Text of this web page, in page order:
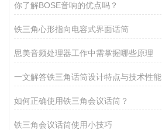
你了解BOSE音响的优点吗？
铁三角心形指向电容式界面话筒
思美音频处理器工作中需掌握哪些原理
一文解答铁三角话筒设计特点与技术性能
如何正确使用铁三角会议话筒？
铁三角会议话筒使用小技巧